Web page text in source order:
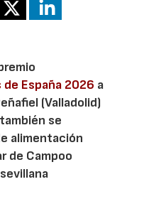
España 2026 a
(Valladolid)
se
alimentación
de Campoo